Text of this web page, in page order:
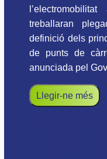
treballaran
definició dels
de punts de
anunciada pel
Llegir-ne més